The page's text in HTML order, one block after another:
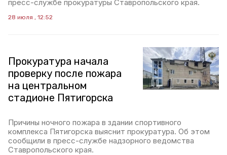
пресс-службе прокуратуры Ставропольского края.
28 июля , 12:52
Прокуратура начала
проверку после пожара
на центральном
стадионе Пятигорска
Причины ночного пожара в здании спортивного
комплекса Пятигорска выяснит прокуратура. Об этом
сообщили в пресс-службе надзорного ведомства
Ставропольского края.